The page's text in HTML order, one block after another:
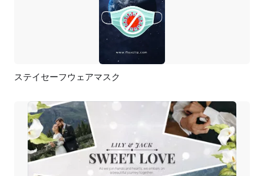
プレビュー
ステイセーフウェアマスク